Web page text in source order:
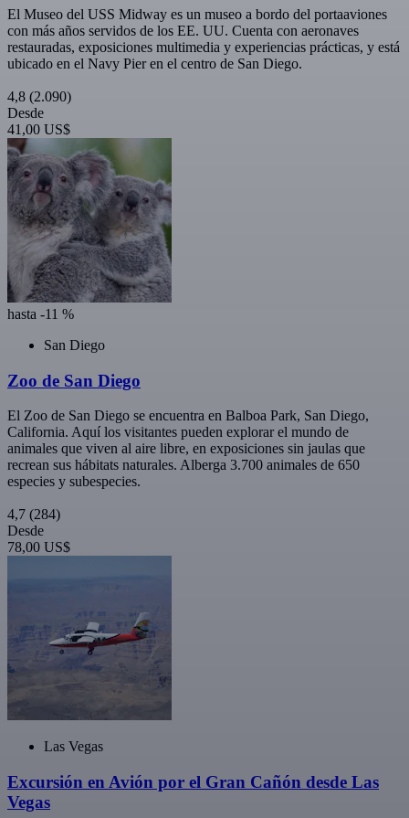
El Museo del USS Midway es un museo a bordo del portaaviones
con más años servidos de los EE. UU. Cuenta con aeronaves
restauradas, exposiciones multimedia y experiencias prácticas, y está
ubicado en el Navy Pier en el centro de San Diego.
4,8 (2.090)
Desde
41,00 US$
hasta -11 %
San Diego
Zoo de San Diego
El Zoo de San Diego se encuentra en Balboa Park, San Diego,
California. Aquí los visitantes pueden explorar el mundo de
animales que viven al aire libre, en exposiciones sin jaulas que
recrean sus hábitats naturales. Alberga 3.700 animales de 650
especies y subespecies.
4,7 (284)
Desde
78,00 US$
Las Vegas
Excursión en Avión por el Gran Cañón desde Las
Vegas